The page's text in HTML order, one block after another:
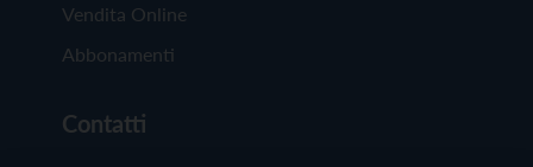
Vendita Online
Abbonamenti
Contatti